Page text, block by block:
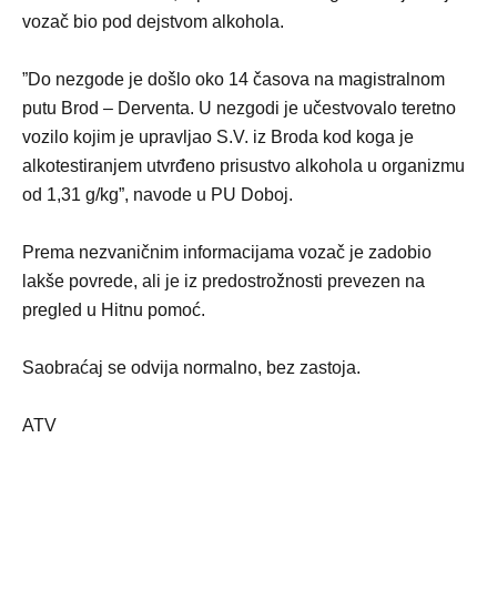
vozač bio pod dejstvom alkohola.
”Do nezgode je došlo oko 14 časova na magistralnom
putu Brod – Derventa. U nezgodi je učestvovalo teretno
vozilo kojim je upravljao S.V. iz Broda kod koga je
alkotestiranjem utvrđeno prisustvo alkohola u organizmu
od 1,31 g/kg”, navode u PU Doboj.
Prema nezvaničnim informacijama vozač je zadobio
lakše povrede, ali je iz predostrožnosti prevezen na
pregled u Hitnu pomoć.
Saobraćaj se odvija normalno, bez zastoja.
ATV